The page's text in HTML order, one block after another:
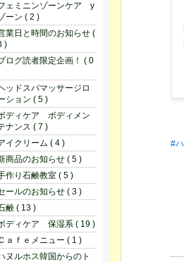
#
ェミニンゾーンケア y
ーン ( 2 )
業日と時間のお知らせ (
)
ログ読者限定企画！ ( 0
ッドスパマッサージロ
ション ( 5 )
ディケア ボディメン
ナンス ( 7 )
イクリーム ( 4 )
商品のお知らせ ( 5 )
作り石鹸教室 ( 5 )
ールのお知らせ ( 3 )
鹸 ( 13 )
ディケア 保湿系 ( 19 )
ａｆｅメニュー ( 1 )
ヌルホス韓国からのト